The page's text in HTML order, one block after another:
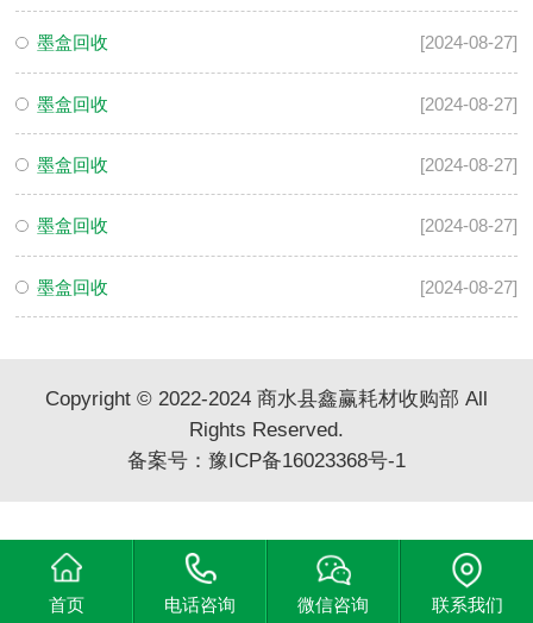
墨盒回收 [2024-08-27]
墨盒回收 [2024-08-27]
墨盒回收 [2024-08-27]
墨盒回收 [2024-08-27]
墨盒回收 [2024-08-27]
Copyright © 2022-2024 商水县鑫赢耗材收购部 All
Rights Reserved.
备案号： 豫ICP备16023368号-1
首页 电话咨询 微信咨询 联系我们